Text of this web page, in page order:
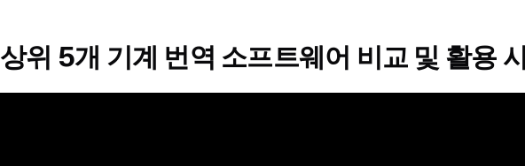
상위 5개 기계 번역 소프트웨어 비교 및 활용